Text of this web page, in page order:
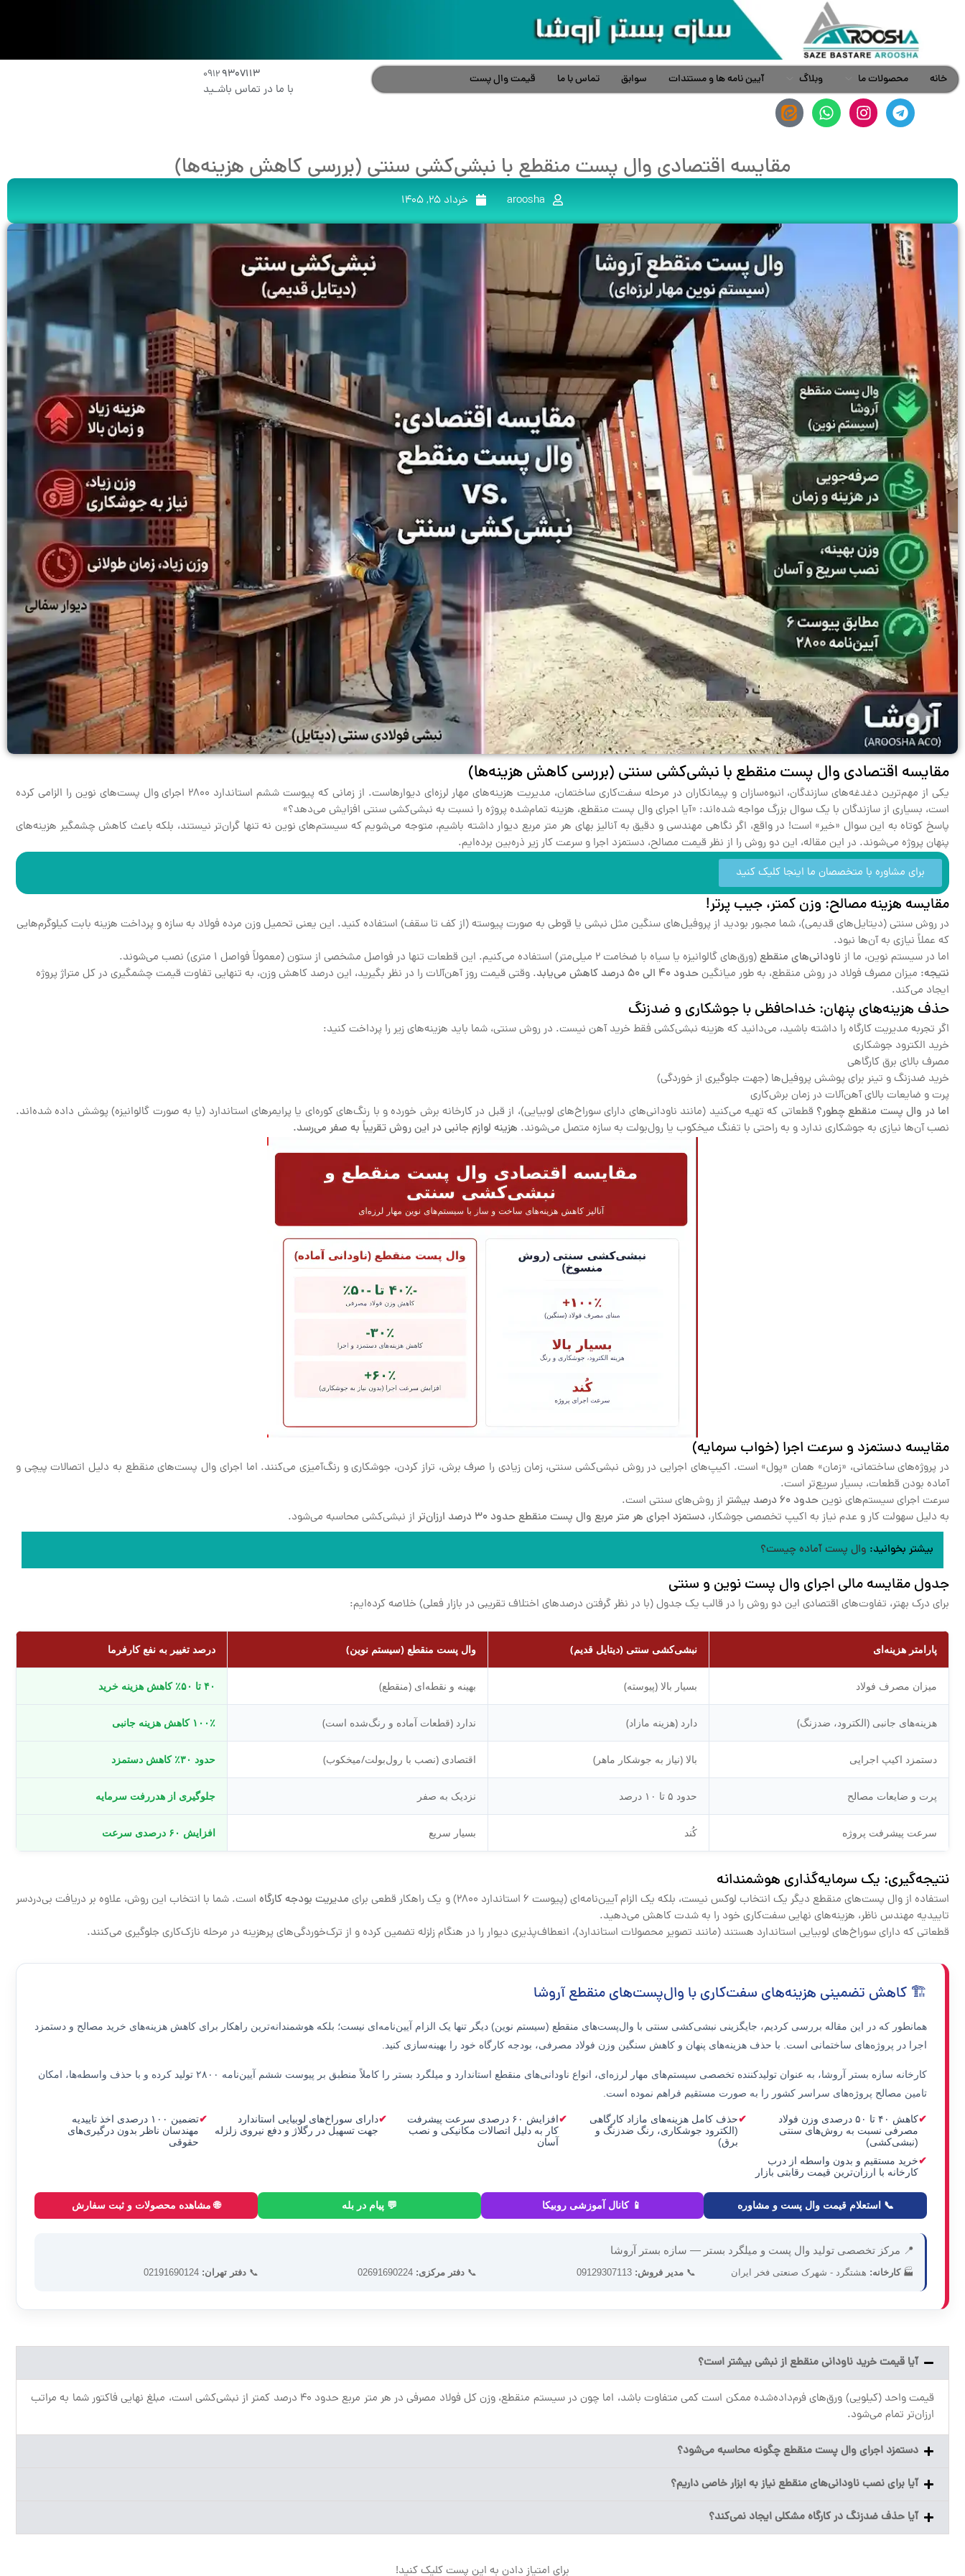
خانه محصولات ما وبلاگ آیین نامه ها و مستندات سوابق تماس با ما قیمت وال پست ۹۳۰۷۱۱۳۰۹۱2
با ما در تماس باشـید
مقایسه اقتصادی وال پست منقطع با نبشی‌کشی سنتی (بررسی کاهش هزینه‌ها)
aroosha خرداد 25, 1405
مقایسه اقتصادی وال پست منقطع با نبشی‌کشی سنتی (بررسی کاهش هزینه‌ها)
یکی از مهم‌ترین دغدغه‌های سازندگان، انبوه‌سازان و پیمانکاران در مرحله سفت‌کاری ساختمان، مدیریت هزینه‌های مهار لرزه‌ای دیوارهاست. از زمانی که پیوست ششم استاندارد ۲۸۰۰ اجرای وال پست‌های نوین را الزامی کرده
است، بسیاری از سازندگان با یک سوال بزرگ مواجه شده‌اند: «آیا اجرای وال پست منقطع، هزینه تمام‌شده پروژه را نسبت به نبشی‌کشی سنتی افزایش می‌دهد؟»
پاسخ کوتاه به این سوال «خیر» است! در واقع، اگر نگاهی مهندسی و دقیق به آنالیز بهای هر متر مربع دیوار داشته باشیم، متوجه می‌شویم که سیستم‌های نوین نه تنها گران‌تر نیستند، بلکه باعث کاهش چشمگیر هزینه‌های
پنهان پروژه می‌شوند. در این مقاله، این دو روش را از نظر قیمت مصالح، دستمزد اجرا و سرعت کار زیر ذره‌بین برده‌ایم.
برای مشاوره با متخصصان ما اینجا کلیک کنید
مقایسه هزینه مصالح: وزن کمتر، جیب پرتر!
در روش سنتی (دیتایل‌های قدیمی)، شما مجبور بودید از پروفیل‌های سنگین مثل نبشی یا قوطی به صورت پیوسته (از کف تا سقف) استفاده کنید. این یعنی تحمیل وزن مرده فولاد به سازه و پرداخت هزینه بابت کیلوگرم‌هایی
که عملاً نیازی به آن‌ها نبود.
اما در سیستم نوین، ما از ناودانی‌های منقطع(ورق‌های گالوانیزه یا سیاه با ضخامت ۲ میلی‌متر) استفاده می‌کنیم. این قطعات تنها در فواصل مشخصی از ستون (معمولاً فواصل ۱ متری) نصب می‌شوند.
نتیجه: میزان مصرف فولاد در روش منقطع، به طور میانگین حدود ۴۰ الی ۵۰ درصد کاهش می‌یابد
. وقتی قیمت روز آهن‌آلات را در نظر بگیرید، این درصد کاهش وزن، به تنهایی تفاوت قیمت چشمگیری در کل متراژ پروژه
ایجاد می‌کند.
حذف هزینه‌های پنهان: خداحافظی با جوشکاری و ضدزنگ
اگر تجربه مدیریت کارگاه را داشته باشید، می‌دانید که هزینه نبشی‌کشی فقط خرید آهن نیست. در روش سنتی، شما باید هزینه‌های زیر را پرداخت کنید:
خرید الکترود جوشکاری
مصرف بالای برق کارگاهی
خرید ضدزنگ و تینر برای پوشش پروفیل‌ها (جهت جلوگیری از خوردگی)
پرت و ضایعات بالای آهن‌آلات در زمان برش‌کاری
اما در وال پست منقطع چطور؟ قطعاتی که تهیه می‌کنید (مانند ناودانی‌های دارای سوراخ‌های لوبیایی)، از قبل در کارخانه برش خورده و با رنگ‌های کوره‌ای یا پرایمرهای استاندارد (یا به صورت گالوانیزه) پوشش داده شده‌اند.
نصب آن‌ها نیازی به جوشکاری ندارد و به راحتی با تفنگ میخکوب یا رول‌بولت به سازه متصل می‌شوند. هزینه لوازم جانبی در این روش تقریباً به صفر می‌رسد.
مقایسه دستمزد و سرعت اجرا (خواب سرمایه)
در پروژه‌های ساختمانی، «زمان» همان «پول» است. اکیپ‌های اجرایی در روش نبشی‌کشی سنتی، زمان زیادی را صرف برش، تراز کردن، جوشکاری و رنگ‌آمیزی می‌کنند. اما اجرای وال پست‌های منقطع به دلیل اتصالات پیچی و
آماده بودن قطعات، بسیار سریع‌تر است.
سرعت اجرای سیستم‌های نوین حدود ۶۰ درصد بیشتر
از روش‌های سنتی است.
به دلیل سهولت کار و عدم نیاز به اکیپ تخصصی جوشکار، دستمزد اجرای هر متر مربع وال پست منقطع حدود ۳۰ درصد ارزان‌تر
از نبشی‌کشی محاسبه می‌شود.
بیشتر بخوانید: وال پست آماده چیست؟
جدول مقایسه مالی اجرای وال پست نوین و سنتی
برای درک بهتر، تفاوت‌های اقتصادی این دو روش را در قالب یک جدول (با در نظر گرفتن درصدهای اختلاف تقریبی در بازار فعلی) خلاصه کرده‌ایم:
پارامتر هزینه‌ای نبشی‌کشی سنتی (دیتایل قدیم) وال پست منقطع (سیستم نوین) درصد تغییر به نفع کارفرما
میزان مصرف فولاد بسیار بالا (پیوسته) بهینه و نقطه‌ای (منقطع) ۴۰ تا ۵۰٪ کاهش هزینه خرید
هزینه‌های جانبی (الکترود، ضدزنگ) دارد (هزینه مازاد) ندارد (قطعات آماده و رنگ‌شده است) ۱۰۰٪ کاهش هزینه جانبی
دستمزد اکیپ اجرایی بالا (نیاز به جوشکار ماهر) اقتصادی (نصب با رول‌بولت/میخکوب) حدود ۳۰٪ کاهش دستمزد
پرت و ضایعات مصالح حدود ۵ تا ۱۰ درصد نزدیک به صفر جلوگیری از هدررفت سرمایه
سرعت پیشرفت پروژه کُند بسیار سریع افزایش ۶۰ درصدی سرعت
نتیجه‌گیری: یک سرمایه‌گذاری هوشمندانه
استفاده از وال پست‌های منقطع دیگر یک انتخاب لوکس نیست، بلکه یک الزام آیین‌نامه‌ای (پیوست ۶ استاندارد ۲۸۰۰) و یک راهکار قطعی برای مدیریت بودجه کارگاهاست. شما با انتخاب این روش، علاوه بر دریافت بی‌دردسر
تاییدیه مهندس ناظر، هزینه‌های نهایی سفت‌کاری خود را به شدت کاهش می‌دهید.
قطعاتی که دارای سوراخ‌های لوبیایی استاندارد هستند (مانند تصویر محصولات استاندارد)، انعطاف‌پذیری دیوار را در هنگام زلزله تضمین کرده و از ترک‌خوردگی‌های پرهزینه در مرحله نازک‌کاری جلوگیری می‌کنند.
🏗️ کاهش تضمینی هزینه‌های سفت‌کاری با وال‌پست‌های منقطع آروشا
همانطور که در این مقاله بررسی کردیم، جایگزینی نبشی‌کشی سنتی با وال‌پست‌های منقطع (سیستم نوین) دیگر تنها یک الزام آیین‌نامه‌ای نیست؛ بلکه هوشمندانه‌ترین راهکار برای کاهش هزینه‌های خرید مصالح و دستمزد
اجرا در پروژه‌های ساختمانی است. با حذف هزینه‌های پنهان و کاهش سنگین وزن فولاد مصرفی، بودجه کارگاه خود را بهینه‌سازی کنید.
کارخانه سازه بستر آروشا، به عنوان تولیدکننده تخصصی سیستم‌های مهار لرزه‌ای، انواع ناودانی‌های منقطع استاندارد و میلگرد بستر را کاملاً منطبق بر پیوست ششم آیین‌نامه ۲۸۰۰
تولید کرده و با حذف واسطه‌ها، امکان
تامین مصالح پروژه‌های سراسر کشور را به صورت مستقیم فراهم نموده است.
کاهش ۴۰ تا ۵۰ درصدی وزن فولاد
مصرفی نسبت به روش‌های سنتی
(نبشی‌کشی)
حذف کامل هزینه‌های مازاد کارگاهی
(الکترود جوشکاری، رنگ ضدزنگ و
برق)
افزایش ۶۰ درصدی سرعت پیشرفت
کار به دلیل اتصالات مکانیکی و نصب
آسان
دارای سوراخ‌های لوبیایی استاندارد
جهت تسهیل در رگلاژ و دفع نیروی زلزله
تضمین ۱۰۰ درصدی اخذ تاییدیه
مهندسان ناظر بدون درگیری‌های
حقوقی
خرید مستقیم و بدون واسطه از درب
کارخانه با ارزان‌ترین قیمت رقابتی بازار
📞 استعلام قیمت وال پست و مشاوره 📱 کانال آموزشی روبیکا 💬 پیام در بله 🌐 مشاهده محصولات و ثبت سفارش
📍 مرکز تخصصی تولید وال پست و میلگرد بستر — سازه بستر آروشا
🏭کارخانه: هشتگرد - شهرک صنعتی فخر ایران 📞مدیر فروش: 09129307113
📞 دفتر مرکزی: 📞دفتر تهران: 02191690124
آیا قیمت خرید ناودانی منقطع از نبشی بیشتر است؟
قیمت واحد (کیلویی) ورق‌های فرم‌داده‌شده ممکن است کمی متفاوت باشد، اما چون در سیستم منقطع، وزن کل فولاد مصرفی در هر متر مربع حدود ۴۰ درصد کمتر از نبشی‌کشی است، مبلغ نهایی فاکتور شما به مراتب
ارزان‌تر تمام می‌شود.
دستمزد اجرای وال پست منقطع چگونه محاسبه می‌شود؟
آیا برای نصب ناودانی‌های منقطع نیاز به ابزار خاصی داریم؟
آیا حذف ضدزنگ در کارگاه مشکلی ایجاد نمی‌کند؟
برای امتیاز دادن به این پست کلیک کنید!